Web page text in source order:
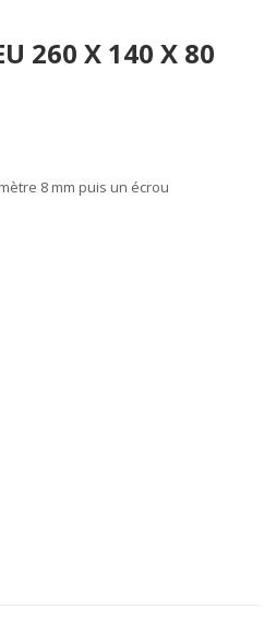
260 X 140 X 80
8 mm puis un écrou